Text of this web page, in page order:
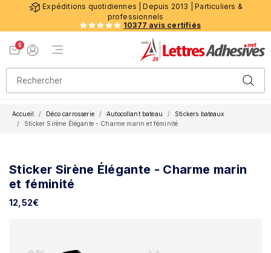
Expéditions quotidiennes | Depuis 2013 | Particuliers &
professionnels
10377 avis certifiés
0
Menu de navigation
Accueil Déco carrosserie Autocollant bateau
Stickers bateaux
Sticker Sirène Élégante - Charme marin et féminité
Sticker Sirène Élégante - Charme marin
et féminité
12,52€